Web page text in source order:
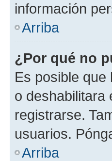
información
Arriba
¿Por qué no
Es posible que
o deshabilitara
registrarse.
usuarios.
Arriba